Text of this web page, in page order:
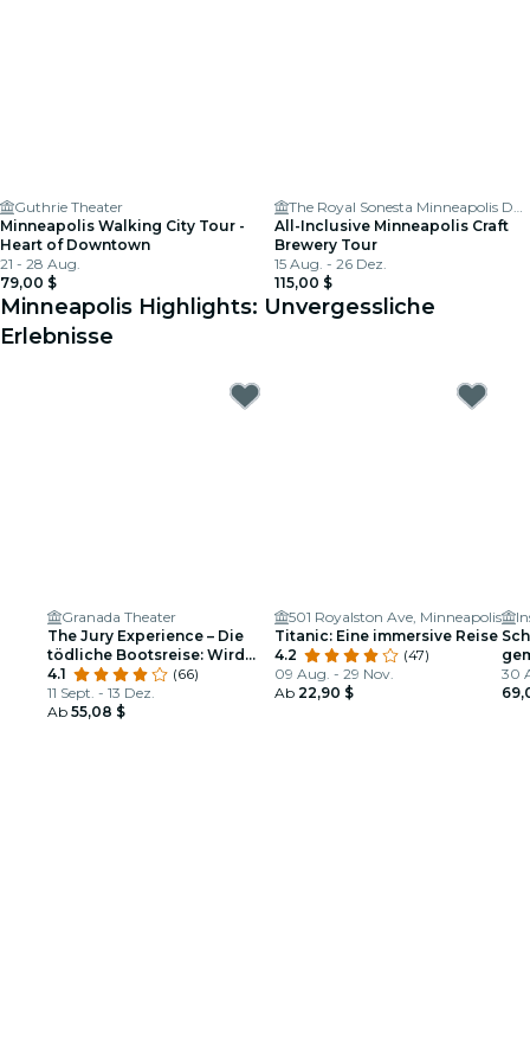
Guthrie Theater
Minneapolis Walking City Tour -
Heart of Downtown
21 - 28 Aug.
79,00 $
The Royal Sonesta Minneapolis Downtown
All-Inclusive Minneapolis Craft
Brewery Tour
15 Aug. - 26 Dez.
115,00 $
Minneapolis Highlights: Unvergessliche
Erlebnisse
Granada Theater
The Jury Experience – Die
tödliche Bootsreise: Wird
Minneapolis Gerechtigkeit
liefern?
4.1
(66)
11 Sept. - 13 Dez.
Ab 55,08 $
501 Royalston Ave, Minneapolis
Titanic: Eine immersive Reise
4.2
(47)
09 Aug. - 29 Nov.
Ab 22,90 $
30